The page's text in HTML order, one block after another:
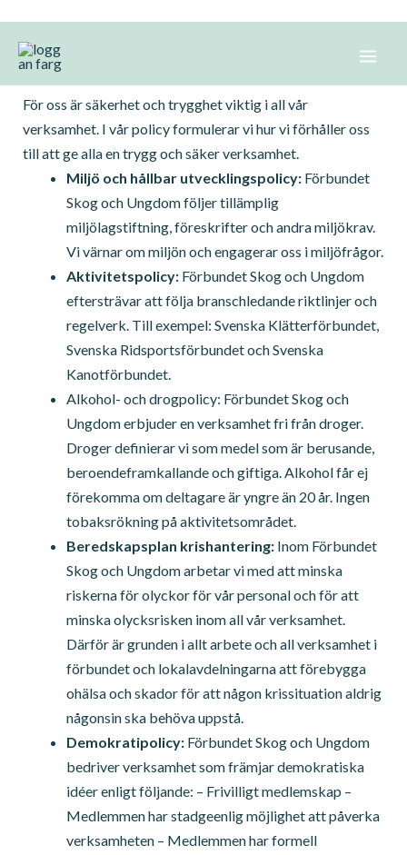
innehåll
Policy
För oss är säkerhet och trygghet viktig i all vår
verksamhet. I vår policy formulerar vi hur vi förhåller oss
till att ge alla en trygg och säker verksamhet.
Miljö och hållbar utvecklingspolicy:Förbundet
Skog och Ungdom följer tillämplig
miljölagstiftning, föreskrifter och andra miljökrav.
Vi värnar om miljön och engagerar oss i miljöfrågor.
Aktivitetspolicy: Förbundet Skog och Ungdom
eftersträvar att följa branschledande riktlinjer och
regelverk. Till exempel: Svenska Klätterförbundet,
Svenska Ridsportsförbundet och Svenska
Kanotförbundet.
Alkohol- och drogpolicy: Förbundet Skog och
Ungdom erbjuder en verksamhet fri från droger.
Droger definierar vi som medel som är berusande,
beroendeframkallande och giftiga. Alkohol får ej
förekomma om deltagare är yngre än 20 år. Ingen
tobaksrökning på aktivitetsområdet.
Beredskapsplan krishantering:Inom Förbundet
Skog och Ungdom arbetar vi med att minska
riskerna för olyckor för vår personal och för att
minska olycksrisken inom all vår verksamhet.
Därför är grunden i allt arbete och all verksamhet i
förbundet och lokalavdelningarna att förebygga
ohälsa och skador för att någon krissituation aldrig
någonsin ska behöva uppstå.
Demokratipolicy:Förbundet Skog och Ungdom
bedriver verksamhet som främjar demokratiska
idéer enligt följande: – Frivilligt medlemskap –
Medlemmen har stadgeenlig möjlighet att påverka
verksamheten – Medlemmen har formell